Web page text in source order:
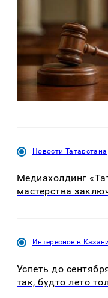
Новости Татарстана
Медиахолдинг
мастерства
Интересное в Казани
Успеть до
так, будто лето